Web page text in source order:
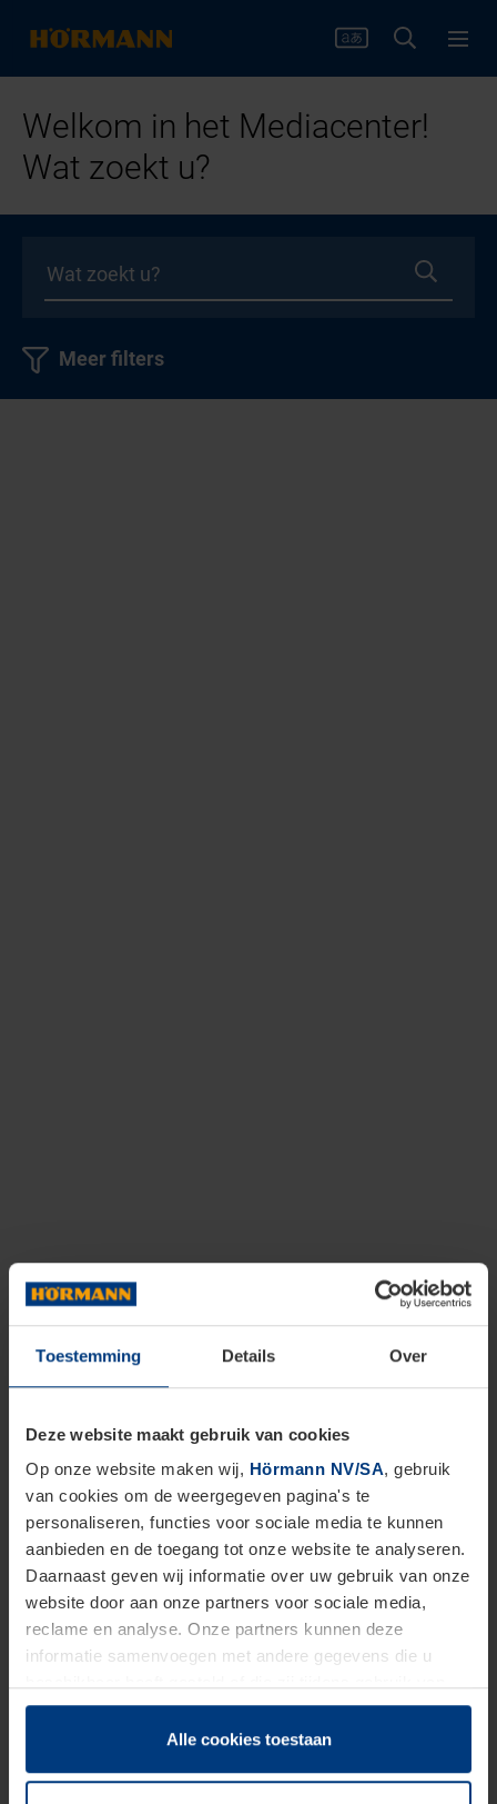
Toestemming Details Over
Deze website maakt gebruik van cookies
Op onze website maken wij, Hörmann NV/SA, gebruik
van cookies om de weergegeven pagina's te
personaliseren, functies voor sociale media te kunnen
aanbieden en de toegang tot onze website te analyseren.
Daarnaast geven wij informatie over uw gebruik van onze
website door aan onze partners voor sociale media,
reclame en analyse. Onze partners kunnen deze
informatie samenvoegen met andere gegevens die u
hun diensten hebben verzameld.
Juridisch hebben wij het recht om cookies op uw
van deze pagina's absoluut vereist is. Voor alle andere
Alle cookies toestaan
Welkom in het Mediacenter!
Wat zoekt u?
Meer filters